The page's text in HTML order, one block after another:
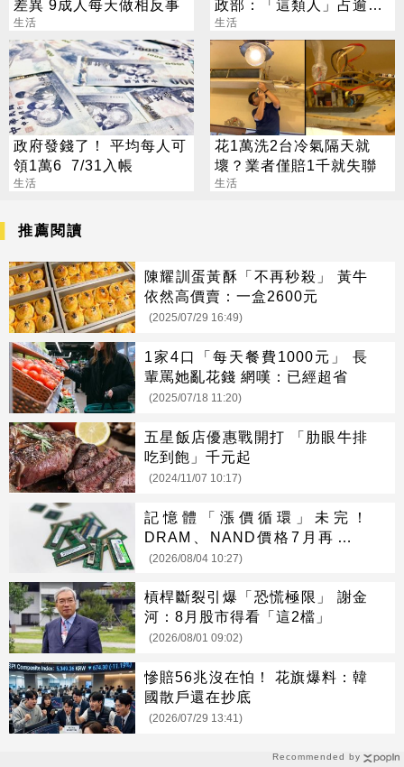
差異 9成人每天做相反事
生活
政部：「這類人」占逾6
成
生活
政府發錢了！ 平均每人可
領1萬6 7/31入帳
生活
花1萬洗2台冷氣隔天就
壞？業者僅賠1千就失聯
生活
Recommended by
推薦閱讀
陳耀訓蛋黃酥「不再秒殺」 黃牛
依然高價賣：一盒2600元
(2025/07/29 16:49)
1家4口「每天餐費1000元」 長
輩罵她亂花錢 網嘆：已經超省
(2025/07/18 11:20)
五星飯店優惠戰開打 「肋眼牛排
吃到飽」千元起
(2024/11/07 10:17)
記憶體「漲價循環」未完！
DRAM、NAND價格7月再創新
高
(2026/08/04 10:27)
槓桿斷裂引爆「恐慌極限」 謝金
河：8月股市得看「這2檔」
(2026/08/01 09:02)
慘賠56兆沒在怕！ 花旗爆料：韓
國散戶還在抄底
(2026/07/29 13:41)